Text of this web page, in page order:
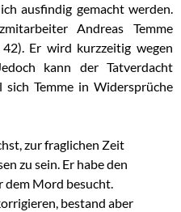
ausfindig gemacht werden.
Andreas Temme
42). Er wird kurzzeitig wegen
kann der Tatverdacht
Temme in Widersprüche
zur fraglichen Zeit
zu sein. Er habe den
dem Mord besucht.
bestand aber